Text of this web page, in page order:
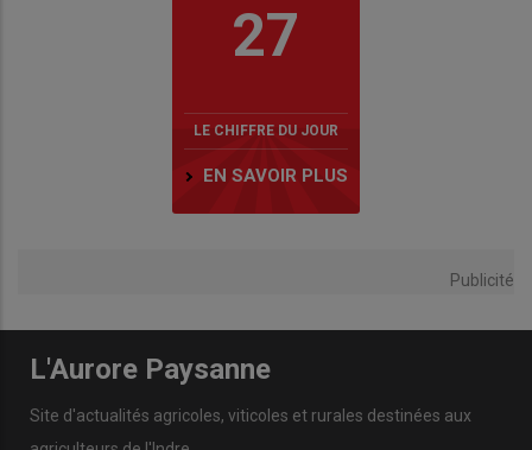
27
LE CHIFFRE DU JOUR
EN SAVOIR PLUS
Publicité
L'Aurore Paysanne
Site d'actualités agricoles, viticoles et rurales destinées aux